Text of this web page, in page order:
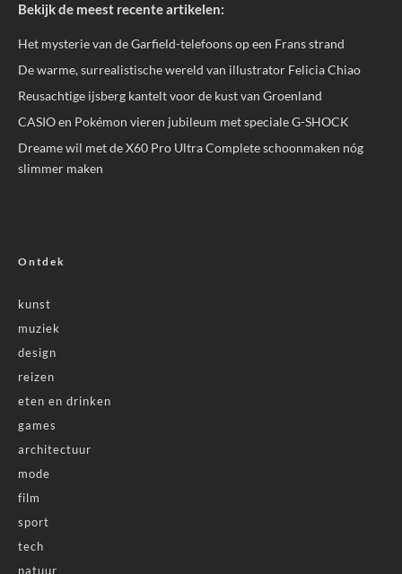
Bekijk de meest recente artikelen:
Het mysterie van de Garfield-telefoons op een Frans strand
De warme, surrealistische wereld van illustrator Felicia Chiao
Reusachtige ijsberg kantelt voor de kust van Groenland
CASIO en Pokémon vieren jubileum met speciale G-SHOCK
Dreame wil met de X60 Pro Ultra Complete schoonmaken nóg
slimmer maken
Ontdek
kunst
muziek
design
reizen
eten en drinken
games
architectuur
mode
film
sport
tech
natuur